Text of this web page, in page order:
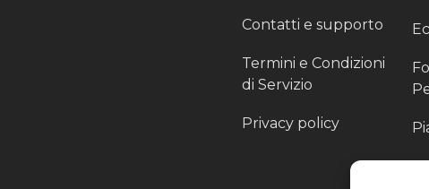
Contatti e supporto
Termini e Condizioni
di Servizio
Privacy policy